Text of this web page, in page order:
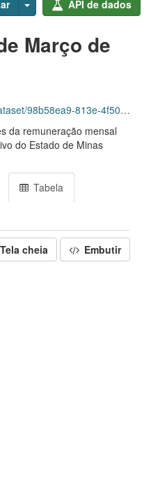
API de dados
Março de
9ee34cc0-9286-4686-9b24-5d5df649ada3/download/servidores-2014-03.csv
da remuneração mensal
do Estado de Minas
Tabela
Tela cheia Embutir